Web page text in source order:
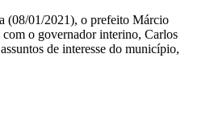
(08/01/2021), o prefeito Márcio
com o governador interino, Carlos
de interesse do município,